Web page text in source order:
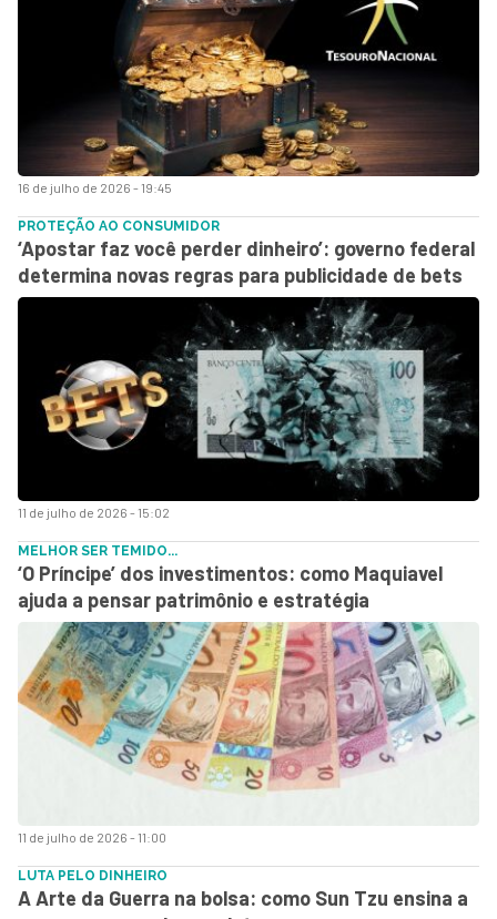
16 de julho de 2026 - 19:45
11 de julho de 2026 - 15:02
PROTEÇÃO AO CONSUMIDOR
‘Apostar faz você perder dinheiro’: governo federal
determina novas regras para publicidade de bets
11 de julho de 2026 - 11:00
MELHOR SER TEMIDO...
‘O Príncipe’ dos investimentos: como Maquiavel
ajuda a pensar patrimônio e estratégia
LUTA PELO DINHEIRO
A Arte da Guerra na bolsa: como Sun Tzu ensina a